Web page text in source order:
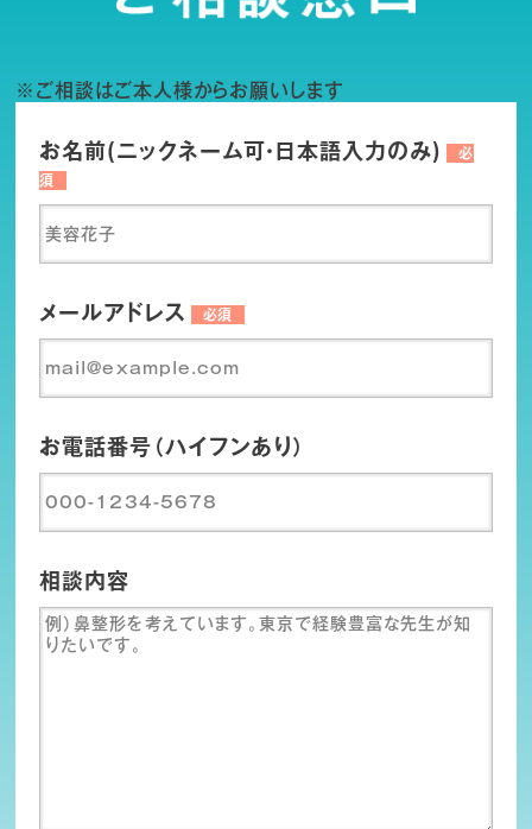
※ご相談はご本人様からお願いします
お名前(ニックネーム可・日本語入力のみ)
必
須
メールアドレス 必須
お電話番号（ハイフンあり）
相談内容